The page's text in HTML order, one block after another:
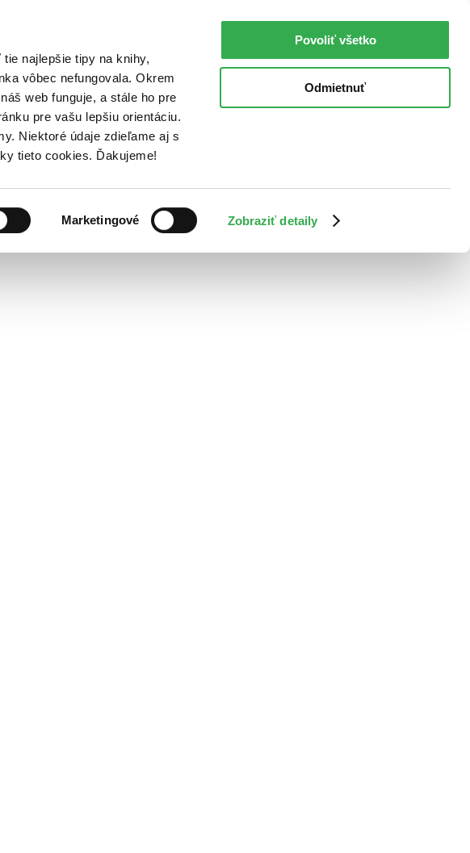
najlepšie tipy na knihy,
vôbec nefungovala. Okrem
web funguje, a stále ho pre
pre vašu lepšiu orientáciu.
Niektoré údaje zdieľame aj s
tieto cookies. Ďakujeme!
Marketingové Zobraziť detaily
Povoliť všetko
Odmietnuť